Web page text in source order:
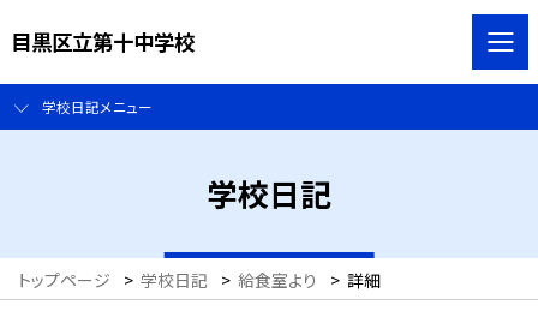
目黒区立第十中学校
学校日記メニュー
学校日記
トップページ > 学校日記 > 給食室より > 詳細